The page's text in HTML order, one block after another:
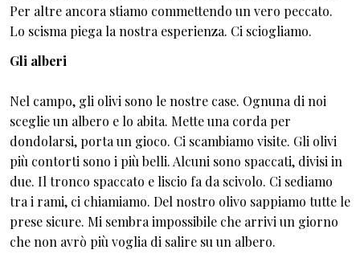
Per altre ancora stiamo commettendo un vero peccato.
Lo scisma piega la nostra esperienza. Ci sciogliamo.
Gli alberi
Nel campo, gli olivi sono le nostre case. Ognuna di noi
sceglie un albero e lo abita. Mette una corda per
dondolarsi, porta un gioco. Ci scambiamo visite. Gli olivi
più contorti sono i più belli. Alcuni sono spaccati, divisi in
due. Il tronco spaccato e liscio fa da scivolo. Ci sediamo
tra i rami, ci chiamiamo. Del nostro olivo sappiamo tutte le
prese sicure. Mi sembra impossibile che arrivi un giorno
che non avrò più voglia di salire su un albero.